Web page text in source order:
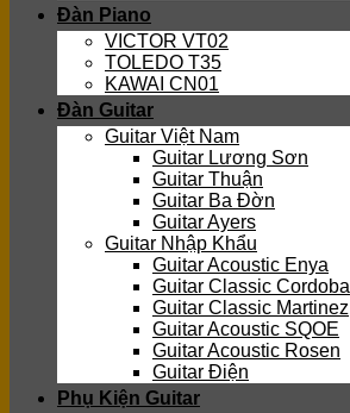
Đàn Piano
VICTOR VT02
TOLEDO T35
KAWAI CN01
Đàn Guitar
Guitar Việt Nam
Guitar Lương Sơn
Guitar Thuận
Guitar Ba Đờn
Guitar Ayers
Guitar Nhập Khẩu
Guitar Acoustic Enya
Guitar Classic Cordoba
Guitar Classic Martinez
Guitar Acoustic SQOE
Guitar Acoustic Rosen
Guitar Điện
Phụ Kiện Guitar